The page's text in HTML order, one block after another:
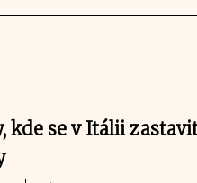
kde se v Itálii